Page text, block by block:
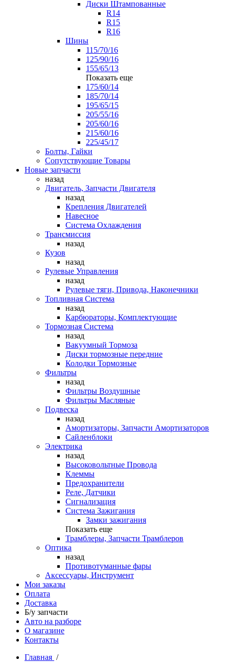
Диски Штампованные
R14
R15
R16
Шины
115/70/16
125/90/16
155/65/13
Показать еще
175/60/14
185/70/14
195/65/15
205/55/16
205/60/16
215/60/16
225/45/17
Болты, Гайки
Сопутствующие Товары
Новые запчасти
назад
Двигатель, Запчасти Двигателя
назад
Крепления Двигателей
Навесное
Система Охлаждения
Трансмиссия
назад
Кузов
назад
Рулевые Управления
назад
Рулевые тяги, Привода, Наконечники
Топливная Система
назад
Карбюраторы, Комплектующие
Тормозная Система
назад
Вакуумный Тормоза
Диски тормозные передние
Колодки Тормозные
Фильтры
назад
Фильтры Воздушные
Фильтры Масляные
Подвеска
назад
Амортизаторы, Запчасти Амортизаторов
Сайленблоки
Электрика
назад
Высоковольтные Провода
Клеммы
Предохранители
Реле, Датчики
Сигнализация
Система Зажигания
Замки зажигания
Показать еще
Трамблеры, Запчасти Трамблеров
Оптика
назад
Противотуманные фары
Аксессуары, Инструмент
Мои заказы
Оплата
Доставка
Б/у запчасти
Авто на разборе
О магазине
Контакты
Главная /